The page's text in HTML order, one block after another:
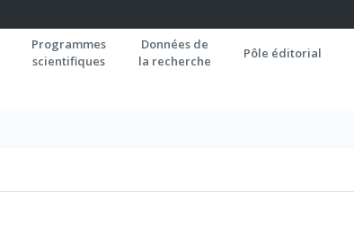
Programmes
scientifiques
Données de
la recherche
Pôle éditorial